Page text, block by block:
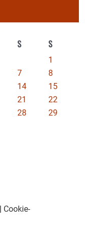
S S
1
7
8
14
15
21
22
28
29
Cookie-